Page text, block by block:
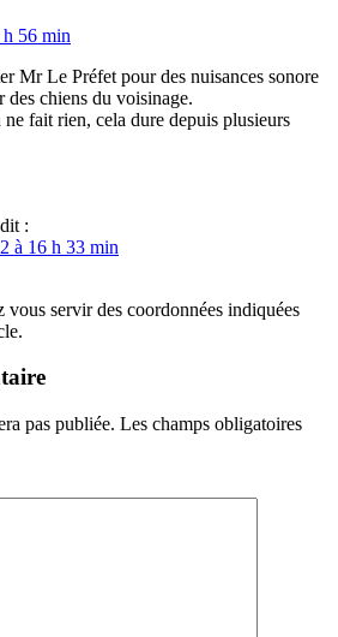
h 56 min
Mr Le Préfet pour des nuisances sonore
des chiens du voisinage.
fait rien, cela dure depuis plusieurs
dit :
à 16 h 33 min
vous servir des coordonnées indiquées
pas publiée. Les champs obligatoires